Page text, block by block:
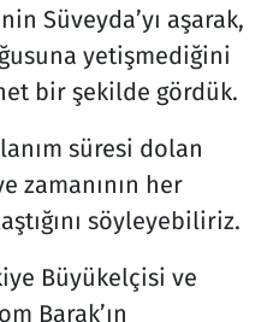
Süveyda’yı aşarak,
yetişmediğini
bir şekilde gördük.
süresi dolan
zamanının her
söyleyebiliriz.
Büyükelçisi ve
Barak’ın